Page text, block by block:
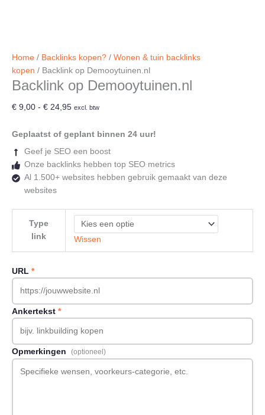
Home / Backlinks kopen? / Wonen & tuin backlinks
kopen / Backlink op Demooytuinen.nl
Backlink op Demooytuinen.nl
€ 9,00 - € 24,95Prijsklasse:
tot
excl. btw
Geplaatst of geplant binnen 24 uur!
Geef je SEO een boost
Onze backlinks hebben top SEO metrics
Al 1.500+ websites hebben gebruik gemaakt van deze
websites
Type
link
Wissen
URL *
Ankertekst *
Opmerkingen (optioneel)